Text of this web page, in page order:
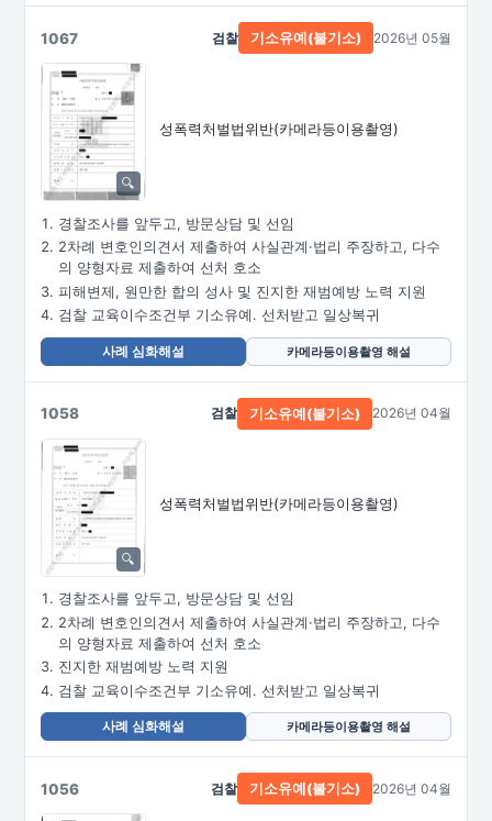
1067
성폭력처벌법위반(카메라등이용촬영)
검찰 기소유예(불기소) 2026년 05월
경찰조사를 앞두고, 방문상담 및 선임
2차례 변호인의견서 제출하여 사실관계·법리 주장하고, 다수
의 양형자료 제출하여 선처 호소
피해변제, 원만한 합의 성사 및 진지한 재범예방 노력 지원
검찰 교육이수조건부 기소유예. 선처받고 일상복귀
사례 심화해설 카메라등이용촬영 해설
1058
성폭력처벌법위반(카메라등이용촬영)
검찰 기소유예(불기소) 2026년 04월
경찰조사를 앞두고, 방문상담 및 선임
2차례 변호인의견서 제출하여 사실관계·법리 주장하고, 다수
의 양형자료 제출하여 선처 호소
진지한 재범예방 노력 지원
검찰 교육이수조건부 기소유예. 선처받고 일상복귀
사례 심화해설 카메라등이용촬영 해설
1056 검찰 기소유예(불기소) 2026년 04월